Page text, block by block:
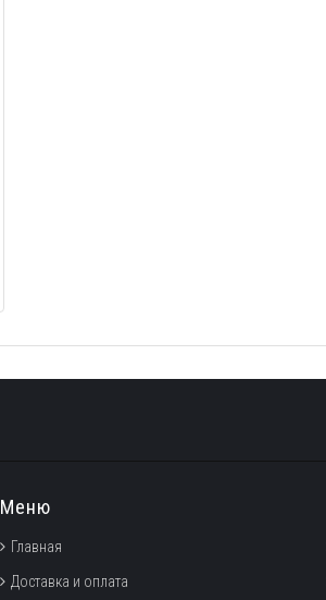
Меню
Главная
Доставка и оплата